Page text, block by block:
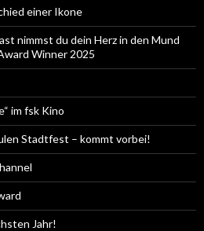
einer Ikone
nimmst du dein Herz in den Mund
Winner 2025
im fsk Kino
Stadtfest – kommt vorbei!
Jahr!